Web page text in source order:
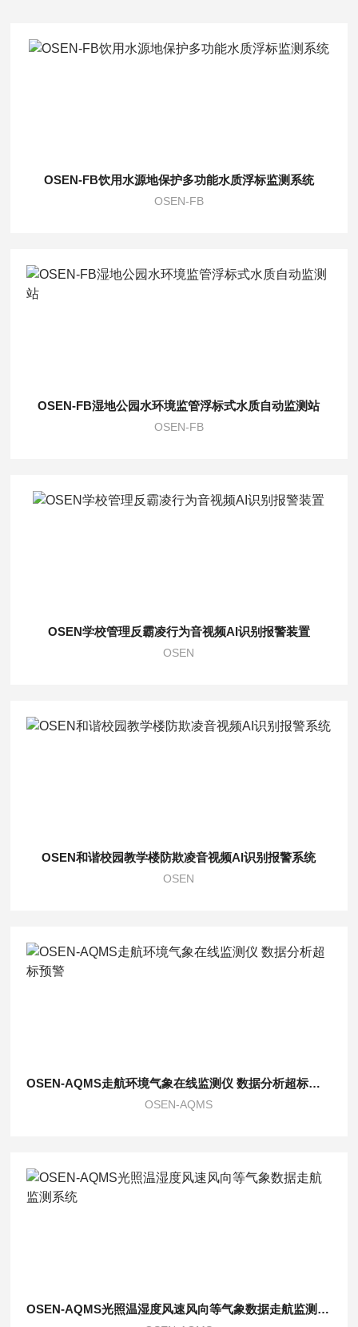
OSEN-FB饮用水源地保护多功能水质浮标监测系统
OSEN-FB
OSEN-FB湿地公园水环境监管浮标式水质自动监测站
OSEN-FB
OSEN学校管理反霸凌行为音视频AI识别报警装置
OSEN
OSEN和谐校园教学楼防欺凌音视频AI识别报警系统
OSEN
OSEN-AQMS走航环境气象在线监测仪 数据分析超标预警
OSEN-AQMS
OSEN-AQMS光照温湿度风速风向等气象数据走航监测系统